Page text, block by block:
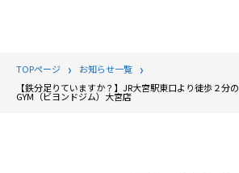
TOPページ
お知らせ一覧
【鉄分足りていますか？】JR大宮駅東口より徒歩２分
GYM（ビヨンドジム）大宮店